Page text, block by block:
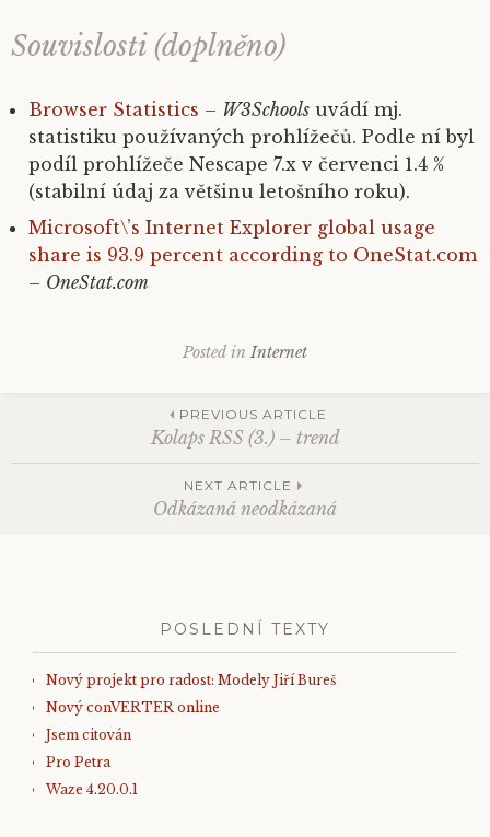
Souvislosti (doplněno)
Browser Statistics – W3Schools uvádí mj.
statistiku používaných prohlížečů. Podle ní byl
podíl prohlížeče Nescape 7.x v červenci 1.4 %
(stabilní údaj za většinu letošního roku).
Microsoft\’s Internet Explorer global usage
share is 93.9 percent according to OneStat.com
– OneStat.com
Posted in Internet
Post
PREVIOUS ARTICLE
Kolaps RSS (3.) – trend
NEXT ARTICLE
Odkázaná neodkázaná
POSLEDNÍ TEXTY
Nový projekt pro radost: Modely Jiří Bureš
Nový conVERTER online
Jsem citován
Pro Petra
Waze 4.20.0.1